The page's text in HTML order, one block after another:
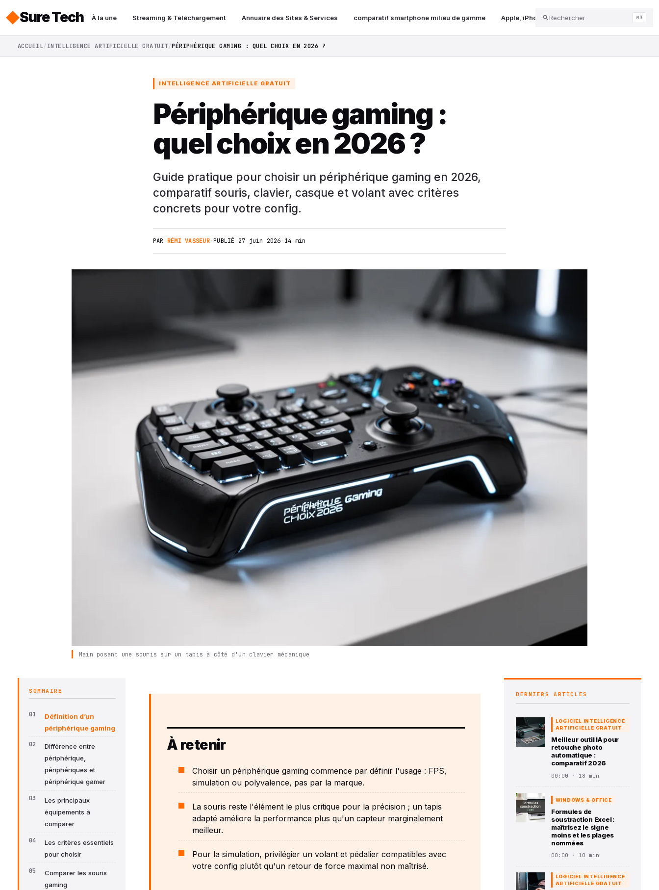
Sure Tech À la une Streaming & Téléchargement Annuaire des Sites & Services comparatif smartphone milieu de gamme Apple, iPhone & Mac carte mère
Rechercher ⌘K
ACCUEIL INTELLIGENCE ARTIFICIELLE GRATUIT PÉRIPHÉRIQUE GAMING : QUEL CHOIX EN 2026 ?
INTELLIGENCE ARTIFICIELLE GRATUIT
Périphérique gaming :
quel choix en 2026 ?
Guide pratique pour choisir un périphérique gaming en 2026,
comparatif souris, clavier, casque et volant avec critères
concrets pour votre config.
PAR RÉMI VASSEUR·PUBLIÉ 27 juin 2026 ·14 min
Main posant une souris sur un tapis à côté d'un clavier mécanique
SOMMAIRE
Définition d’un
périphérique gaming
Différence entre
périphérique,
périphériques et
périphérique gamer
Les principaux
équipements à
comparer
Les critères essentiels
pour choisir
Comparer les souris
gaming
À retenir
Choisir un périphérique gaming commence par définir l'usage : FPS,
simulation ou polyvalence, pas par la marque.
La souris reste l'élément le plus critique pour la précision ; un tapis
adapté améliore la performance plus qu'un capteur marginalement
meilleur.
Pour la simulation, privilégier un volant et pédalier compatibles avec
votre config plutôt qu'un retour de force maximal non maîtrisé.
DERNIERS ARTICLES
LOGICIEL INTELLIGENCE
ARTIFICIELLE GRATUIT
Meilleur outil IA pour
retouche photo
automatique :
comparatif 2026
00:00 · 18 min
WINDOWS & OFFICE
Formules de
soustraction Excel :
maîtrisez le signe
moins et les plages
nommées
00:00 · 10 min
LOGICIEL INTELLIGENCE
ARTIFICIELLE GRATUIT